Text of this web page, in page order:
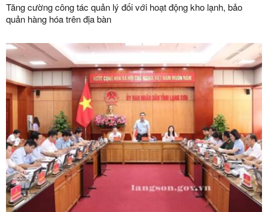
Tăng cường công tác quản lý đối với hoạt động kho lạnh, bảo
quản hàng hóa trên địa bàn